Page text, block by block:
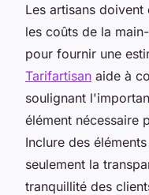
Les artisans
les coûts de la
pour fournir une
Tarifartisan aide à
soulignant
élément nécessaire
Inclure des
seulement la
tranquillité des